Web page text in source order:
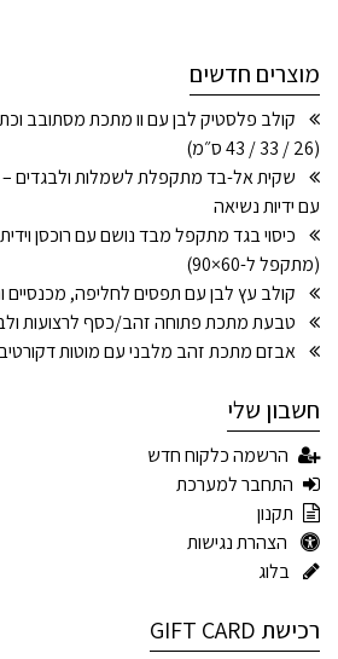
מוצרים חדשים
(26 / 33 / 43 ס״מ)
עם ידיות נשיאה
(מתקפל ל-60×90)
קולב עץ לבן עם תפסים לחליפה, מכנסיים
טבעת מתכת פתוחה זהב/כסף לרצועות
אבזם מתכת זהב מלבני עם מוטות
חשבון שלי
הרשמה כלקוח חדש
התחבר למערכת
תקנון
הצהרת נגישות
בלוג
רכישת GIFT CARD